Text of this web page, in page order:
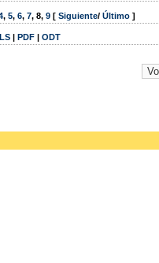
, 5, 6, 7, 8, 9 [ Siguiente/ Último ]
| PDF | ODT